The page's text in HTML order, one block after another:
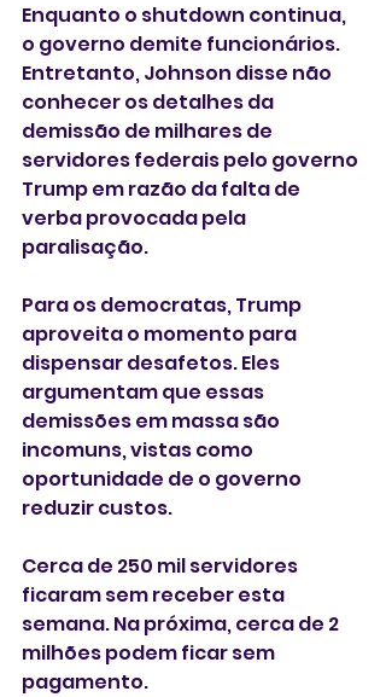
Enquanto o shutdown continua,
o governo demite funcionários.
Entretanto, Johnson disse não
conhecer os detalhes da
demissão de milhares de
servidores federais pelo governo
Trump em razão da falta de
verba provocada pela
paralisação.
Para os democratas, Trump
aproveita o momento para
dispensar desafetos. Eles
argumentam que essas
demissões em massa são
incomuns, vistas como
oportunidade de o governo
reduzir custos.
Cerca de 250 mil servidores
ficaram sem receber esta
semana. Na próxima, cerca de 2
milhões podem ficar sem
pagamento.